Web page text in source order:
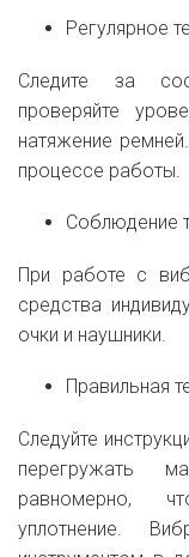
Регулярное
Следите за
проверяйте
натяжение
процессе работы.
Соблюдение
При работе с
средства
очки и наушники.
Правильная
Следуйте
перегружать
равномерно,
уплотнение.